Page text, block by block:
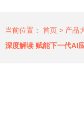
当前位置： 首页 > 产品
深度解读 赋能下一代AI